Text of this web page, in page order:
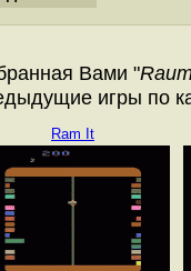
Вами "
игры по
Ram It